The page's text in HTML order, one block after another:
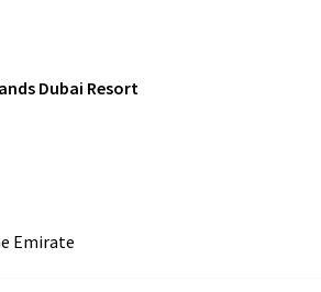
Dubai Resort
Emirate